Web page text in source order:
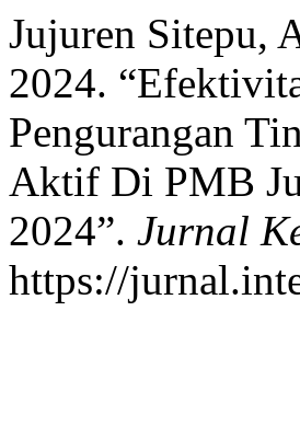
Jujuren Sitepu,
2024.
Pengurangan
Aktif Di PMB
2024”. Jurnal
https://